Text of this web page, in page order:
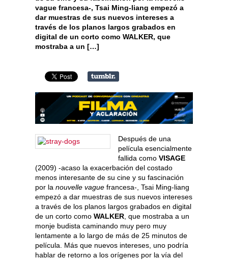
vague francesa-, Tsai Ming-liang empezó a
dar muestras de sus nuevos intereses a
través de los planos largos grabados en
digital de un corto como WALKER, que
mostraba a un […]
Después de una
película esencialmente
fallida como VISAGE
(2009) -acaso la exacerbación del costado
menos interesante de su cine y su fascinación
por la nouvelle vague francesa-, Tsai Ming-liang
empezó a dar muestras de sus nuevos intereses
a través de los planos largos grabados en digital
de un corto como WALKER , que mostraba a un
monje budista caminando muy pero muy
lentamente a lo largo de más de 25 minutos de
película. Más que nuevos intereses, uno podría
hablar de retorno a los orígenes por la vía del